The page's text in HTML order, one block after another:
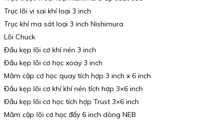
Trục lõi vi sai khí loại 3 inch
Trục khí ma sát loại 3 inch Nishimura
Lõi Chuck
Đầu kẹp lõi cơ khí nén 3 inch
Đầu kẹp lõi cơ học xoay 3 inch
Mâm cặp cơ học quay tích hợp 3 inch x 6 inch
Đầu kẹp lõi cơ khí khí nén tích hợp 3×6 inch
Đầu kẹp lõi cơ học tích hợp Trust 3×6 inch
Mâm cặp lõi cơ học đẩy 6 inch dòng NEB